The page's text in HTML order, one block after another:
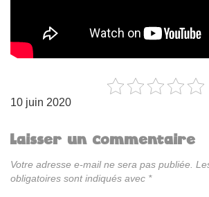
10 juin 2020
Laisser un commentaire
Votre adresse e-mail ne sera pas publiée.
obligatoires sont indiqués avec *